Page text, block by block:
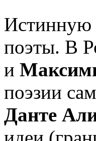
Истинную
поэты. В
и
поэзии
Данте